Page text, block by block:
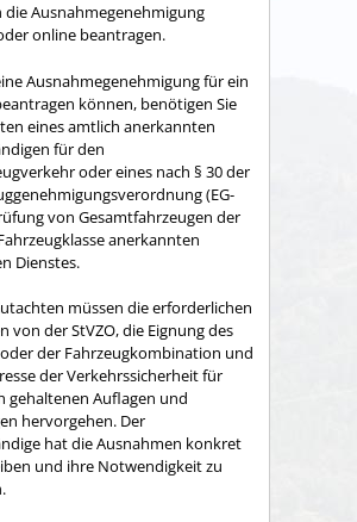
die Ausnahmegenehmigung
online beantragen.
Ausnahmegenehmigung für ein
können, benötigen Sie
eines amtlich anerkannten
für den
oder eines nach § 30 der
(EG-
von Gesamtfahrzeugen der
anerkannten
Dienstes.
müssen die erforderlichen
von der StVZO, die Eignung des
der Fahrzeugkombination und
der Verkehrssicherheit für
gehaltenen Auflagen und
hervorgehen. Der
hat die Ausnahmen konkret
und ihre Notwendigkeit zu